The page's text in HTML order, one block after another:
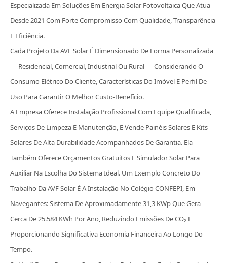
Especializada Em Soluções Em Energia Solar Fotovoltaica Que Atua
Desde 2021 Com Forte Compromisso Com Qualidade, Transparência
E Eficiência.
Cada Projeto Da AVF Solar É Dimensionado De Forma Personalizada
— Residencial, Comercial, Industrial Ou Rural — Considerando O
Consumo Elétrico Do Cliente, Características Do Imóvel E Perfil De
Uso Para Garantir O Melhor Custo-Benefício.
A Empresa Oferece Instalação Profissional Com Equipe Qualificada,
Serviços De Limpeza E Manutenção, E Vende Painéis Solares E Kits
Solares De Alta Durabilidade Acompanhados De Garantia. Ela
Também Oferece Orçamentos Gratuitos E Simulador Solar Para
Auxiliar Na Escolha Do Sistema Ideal. Um Exemplo Concreto Do
Trabalho Da AVF Solar É A Instalação No Colégio CONFEPI, Em
Navegantes: Sistema De Aproximadamente 31,3 KWp Que Gera
Cerca De 25.584 KWh Por Ano, Reduzindo Emissões De CO₂ E
Proporcionando Significativa Economia Financeira Ao Longo Do
Tempo.